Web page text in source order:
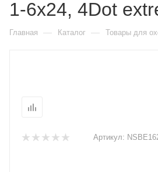
1-6х24, 4Dot
Главная — Каталог — Товары для
Артикул: